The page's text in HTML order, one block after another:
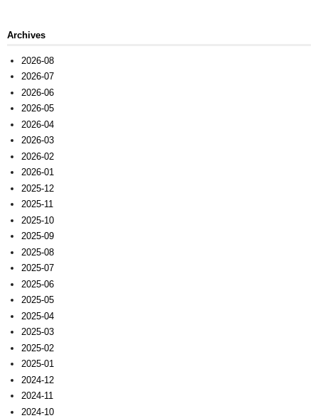
Archives
2026-08
2026-07
2026-06
2026-05
2026-04
2026-03
2026-02
2026-01
2025-12
2025-11
2025-10
2025-09
2025-08
2025-07
2025-06
2025-05
2025-04
2025-03
2025-02
2025-01
2024-12
2024-11
2024-10